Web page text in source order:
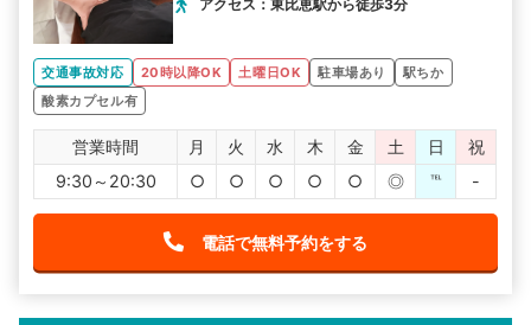
アクセス：東比恵駅から徒歩3分
交通事故対応 20時以降OK 土曜日OK 駐車場あり
駅ちか
酸素カプセル有
営業時間 月 火 水 木 金 土 日
祝
9:30～20:30
○ ○ ○ ○ ○ ◎ ℡ -
電話で無料予約をする